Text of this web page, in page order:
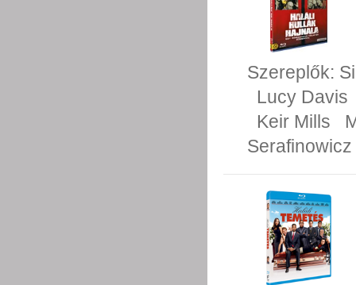
Szereplők:
Lucy Davis
Keir Mills
Serafinowicz